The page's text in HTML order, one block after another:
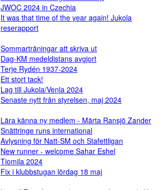
JWOC 2024 in Czechia
It was that time of the year again! Jukola
reserapport
Sommarträningar att skriva ut
Dag-KM medeldistans avgjort
Terje Rydén 1937-2024
Ett stort tack!
Lag till Jukola/Venla 2024
Senaste nytt från styrelsen, maj 2024
Lära känna ny medlem - Märta Ransjö Zander
Snättringe runs international
Avlysning för Natt-SM och Stafettligan
New runner - welcome Sahar Eshel
Tiomila 2024
Fix i klubbstugan lördag 18 maj